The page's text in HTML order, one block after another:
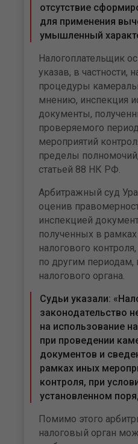
отсутствие
для применения
умышленный
Налогоплательщик
указав, в частности,
процедуры
мнению, инспекция
документы,
проверяемого
мероприятий
пределы
статьей 88 НК РФ.
Арбитражный суд
оценив
инспекцией
полученных в
налогового
по другим
налогового органа.
Судьи указали:
законодательство
на использование
при проведении
документов и
рамках иных
контроля, при
установленном
Помимо этого
налоговый орган